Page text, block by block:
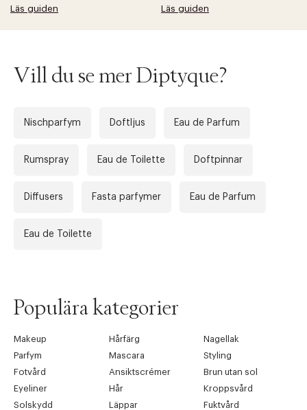
Läs guiden
Läs guiden
Vill du se mer Diptyque?
Nischparfym Doftljus Eau de Parfum
Rumspray Eau de Toilette Doftpinnar
Diffusers Fasta parfymer Eau de Parfum
Eau de Toilette
Populära kategorier
Makeup Hårfärg
Nagellak
Parfym
Mascara
Styling
Fotvård
Ansiktscrémer
Brun utan sol
Eyeliner
Hår
Kroppsvård
Solskydd
Läppar
Fuktvård